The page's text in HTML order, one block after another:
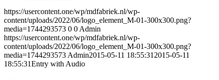
https://usercontent.one/wp/mdfabriek.nl/wp-
content/uploads/2022/06/logo_element_M-01-300x300.png?
media=1744293573 0 0 Admin
https://usercontent.one/wp/mdfabriek.nl/wp-
content/uploads/2022/06/logo_element_M-01-300x300.png?
media=1744293573 Admin2015-05-11 18:55:31 2015-05-11
18:55:31Entry with Audio